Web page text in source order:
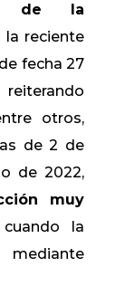
de la
la reciente
fecha 27
otros,
de 2 de
de 2022,
muy
la